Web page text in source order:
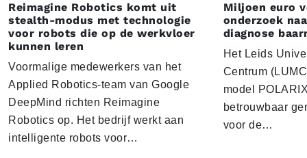
Reimagine Robotics komt uit
stealth-modus met technologie
voor robots die op de werkvloer
kunnen leren
Voormalige medewerkers van het
Applied Robotics-team van Google
DeepMind richten Reimagine
Robotics op. Het bedrijf werkt aan
intelligente robots voor…
Miljoen euro
onderzoek
diagnose
Het Leids
Centrum
model
betrouwbaar
voor de…